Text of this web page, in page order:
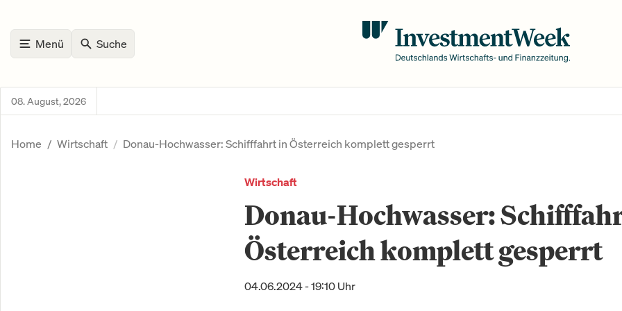
Menü Suche
08. August, 2026
Home Wirtschaft Donau-Hochwasser: Schifffahrt in Österreich komplett gesperrt
Wirtschaft
Donau-Hochwasser:
Österreich komplett gesperrt
04.06.2024 - 19:10 Uhr